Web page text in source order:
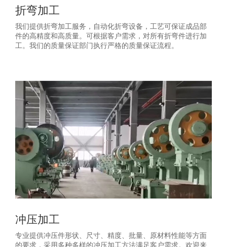
折弯加工
我们提供折弯加工服务，自动化折弯设备，工艺可保证成品部
件的高精度和高质量。可根据客户需求，对所有折弯件进行加
工。我们的质量保证部门执行严格的质量保证流程。
冲压加工
专业提供冲压件形状、尺寸、精度、批量、原材料性能等方面
的要求，采用多种多样的冲压加工方法满足客户需求。欢迎来